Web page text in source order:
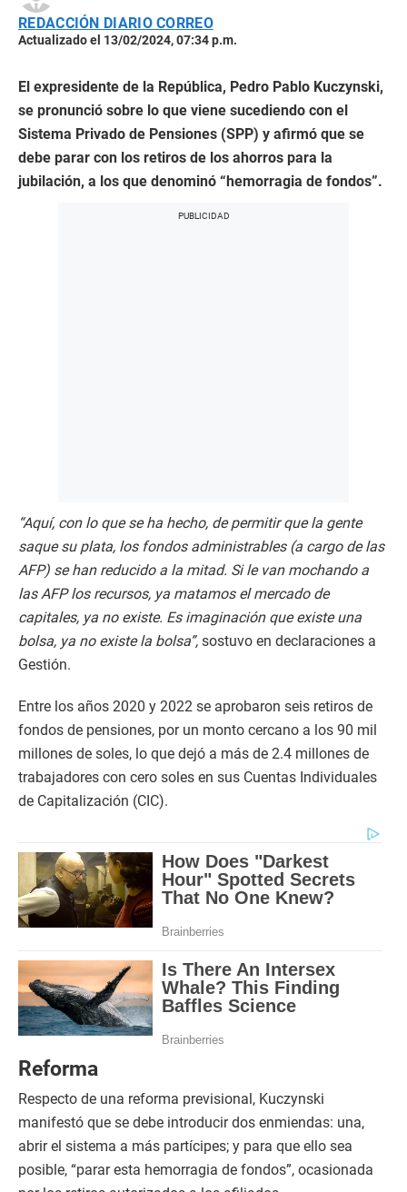
REDACCIÓN DIARIO CORREO
Actualizado el 13/02/2024, 07:34 p.m.
El expresidente de la República, Pedro Pablo Kuczynski,
se pronunció sobre lo que viene sucediendo con el
Sistema Privado de Pensiones (SPP) y afirmó que se
debe parar con los retiros de los ahorros para la
jubilación, a los que denominó “hemorragia de fondos”.
“Aquí, con lo que se ha hecho, de permitir que la gente
saque su plata, los fondos administrables (a cargo de las
AFP) se han reducido a la mitad. Si le van mochando a
las AFP los recursos, ya matamos el mercado de
capitales, ya no existe. Es imaginación que existe una
bolsa, ya no existe la bolsa”, sostuvo en declaraciones a
Gestión.
Entre los años 2020 y 2022 se aprobaron seis retiros de
fondos de pensiones, por un monto cercano a los 90 mil
millones de soles, lo que dejó a más de 2.4 millones de
trabajadores con cero soles en sus Cuentas Individuales
de Capitalización (CIC).
Reforma
Respecto de una reforma previsional, Kuczynski
manifestó que se debe introducir dos enmiendas: una,
abrir el sistema a más partícipes; y para que ello sea
posible, “parar esta hemorragia de fondos”, ocasionada